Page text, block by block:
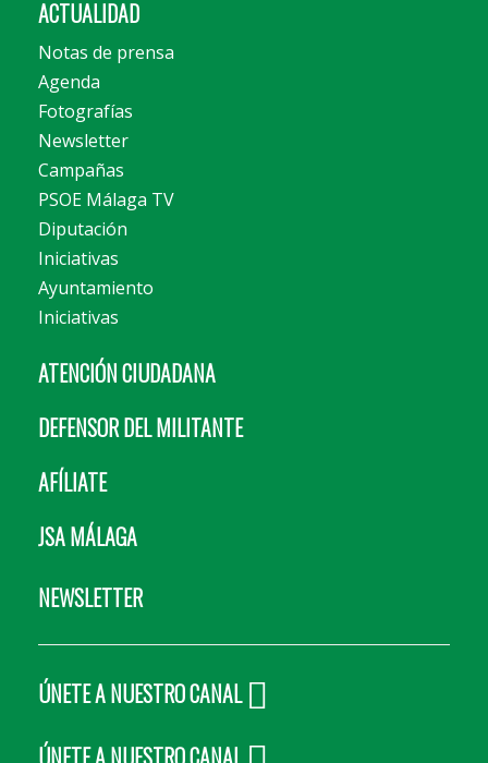
ACTUALIDAD
Notas de prensa
Agenda
Fotografías
Newsletter
Campañas
PSOE Málaga TV
Diputación
Iniciativas
Ayuntamiento
Iniciativas
ATENCIÓN CIUDADANA
DEFENSOR DEL MILITANTE
AFÍLIATE
JSA MÁLAGA
NEWSLETTER
ÚNETE A NUESTRO CANAL
ÚNETE A NUESTRO CANAL